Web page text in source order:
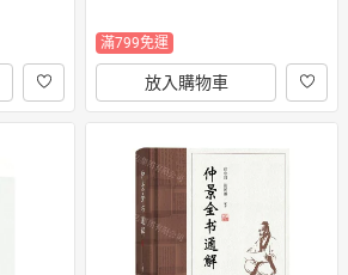
滿799免運
放入購物車